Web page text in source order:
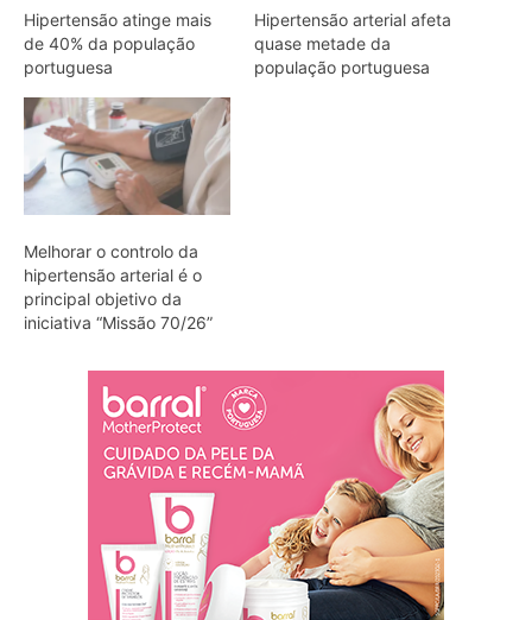
Hipertensão atinge mais
de 40% da população
portuguesa
Hipertensão arterial afeta
quase metade da
população portuguesa
Melhorar o controlo da
hipertensão arterial é o
principal objetivo da
iniciativa “Missão 70/26”